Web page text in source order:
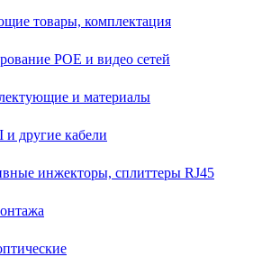
товары, комплектация
POE и видео сетей
и материалы
другие кабели
инжекторы, сплиттеры RJ45